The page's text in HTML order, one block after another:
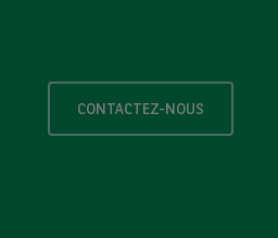
CONTACTEZ-NOUS